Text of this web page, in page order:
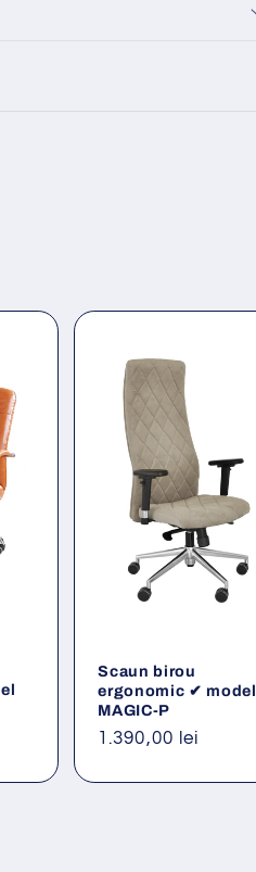
Scaun birou
ergonomic ✔ model
MAGIC-P
Preț
1.390,00 lei